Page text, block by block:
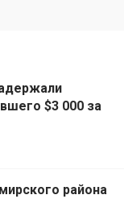
$3 000 за
района